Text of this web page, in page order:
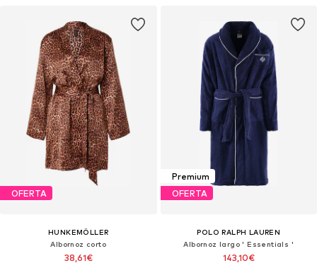
OFERTA
HUNKEMÖLLER
Albornoz corto
38,61€
Premium
OFERTA
POLO RALPH LAUREN
Albornoz largo ' Essentials '
143,10€